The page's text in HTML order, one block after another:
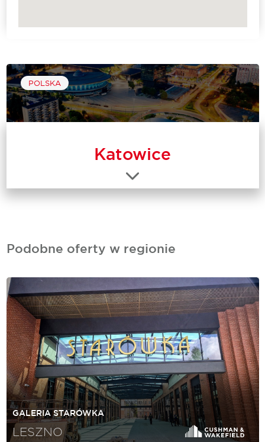
POLSKA
Katowice
Podobne oferty w regionie
GALERIA STARÓWKA
LESZNO